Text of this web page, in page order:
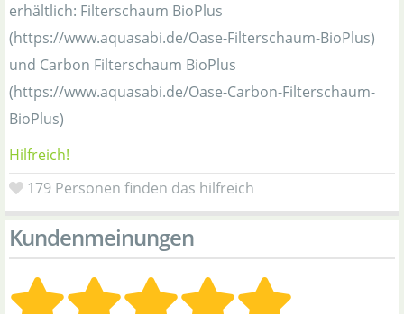
erhältlich: Filterschaum BioPlus
(https://www.aquasabi.de/Oase-Filterschaum-BioPlus)
und Carbon Filterschaum BioPlus
(https://www.aquasabi.de/Oase-Carbon-Filterschaum-
BioPlus)
Hilfreich!
179 Personen finden das hilfreich
Kundenmeinungen